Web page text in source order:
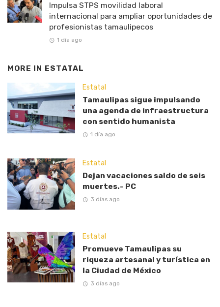
Impulsa STPS movilidad laboral
internacional para ampliar oportunidades de
profesionistas tamaulipecos
1 día ago
MORE IN ESTATAL
Estatal
Tamaulipas sigue impulsando
una agenda de infraestructura
con sentido humanista
1 día ago
Estatal
Dejan vacaciones saldo de seis
muertes.- PC
3 días ago
Estatal
Promueve Tamaulipas su
riqueza artesanal y turística en
la Ciudad de México
3 días ago